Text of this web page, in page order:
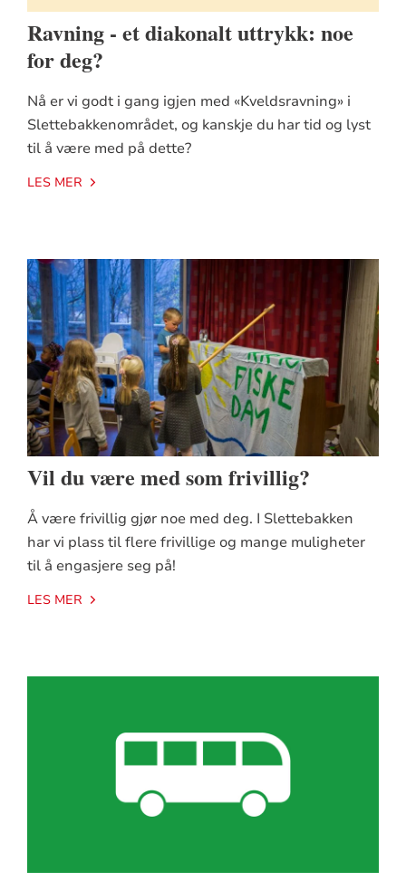
Ravning - et diakonalt uttrykk: noe
for deg?
Nå er vi godt i gang igjen med «Kveldsravning» i
Slettebakkenområdet, og kanskje du har tid og lyst
til å være med på dette?
LES MER
Vil du være med som frivillig?
Å være frivillig gjør noe med deg. I Slettebakken
har vi plass til flere frivillige og mange muligheter
til å engasjere seg på!
LES MER